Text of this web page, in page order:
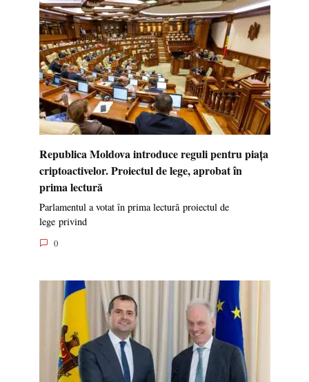
Republica Moldova introduce reguli pentru piața
criptoactivelor. Proiectul de lege, aprobat în
prima lectură
Parlamentul a votat în prima lectură proiectul de
lege privind
0